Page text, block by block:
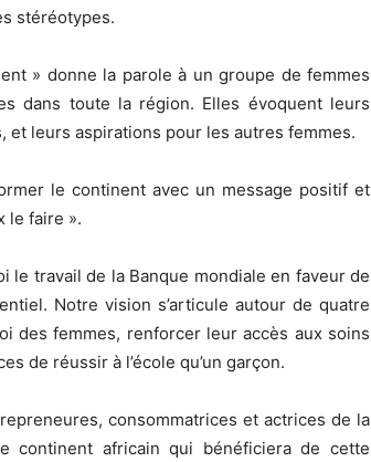
stéréotypes.
» donne la parole à un groupe de femmes
dans toute la région. Elles évoquent leurs
leurs aspirations pour les autres femmes.
le continent avec un message positif et
le faire ».
travail de la Banque mondiale en faveur de
Notre vision s’articule autour de quatre
des femmes, renforcer leur accès aux soins
de réussir à l’école qu’un garçon.
consommatrices et actrices de la
continent africain qui bénéficiera de cette